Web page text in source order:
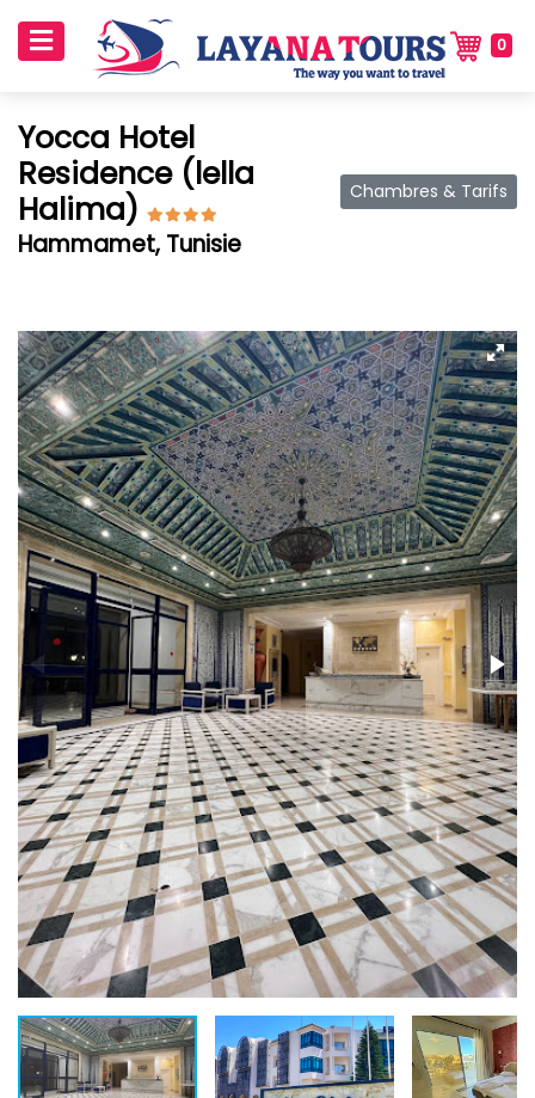
0
Yocca Hotel
Residence (lella
Halima)
Hammamet, Tunisie
Chambres & Tarifs